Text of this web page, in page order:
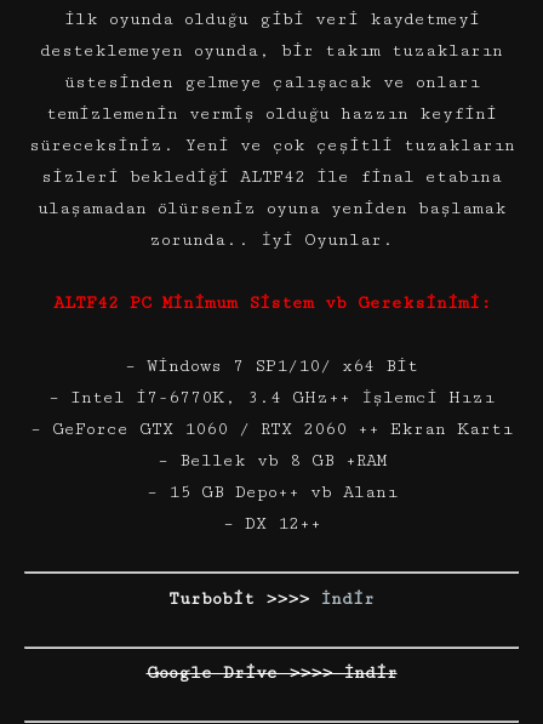
ilk oyunda olduğu gibi veri kaydetmeyi
desteklemeyen oyunda, bir takım tuzakların
üstesinden gelmeye çalışacak ve onları
temizlemenin vermiş olduğu hazzın keyfini
süreceksiniz. Yeni ve çok çeşitli tuzakların
sizleri beklediği ALTF42 ile final etabına
ulaşamadan ölürseniz oyuna yeniden başlamak
zorunda.. İyi Oyunlar.
ALTF42 PC Minimum Sistem vb Gereksinimi:
– Windows 7 SP1/10/ x64 Bit
– Intel i7-6770K, 3.4 GHz++ İşlemci Hızı
– GeForce GTX 1060 / RTX 2060 ++ Ekran Kartı
– Bellek vb 8 GB +RAM
– 15 GB Depo++ vb Alanı
– DX 12++
Turbobit >>>> İndir
Google Drive >>>> İndir